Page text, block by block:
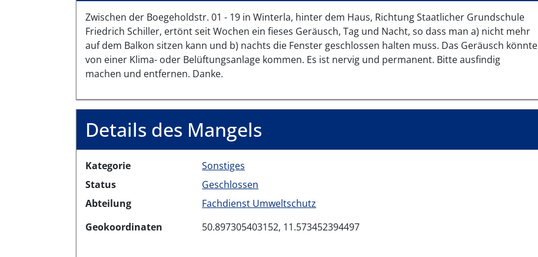
Zwischen der Boegeholdstr. 01 - 19 in Winterla, hinter dem Haus, Richtung Staatlicher Grundschule
Friedrich Schiller, ertönt seit Wochen ein fieses Geräusch, Tag und Nacht, so dass man a) nicht mehr
auf dem Balkon sitzen kann und b) nachts die Fenster geschlossen halten muss. Das Geräusch könnte
von einer Klima- oder Belüftungsanlage kommen. Es ist nervig und permanent. Bitte ausfindig
machen und entfernen. Danke.
Details des Mangels
Kategorie
Sonstiges
Status
Geschlossen
Abteilung
Fachdienst Umweltschutz
Geokoordinaten
50.897305403152, 11.573452394497